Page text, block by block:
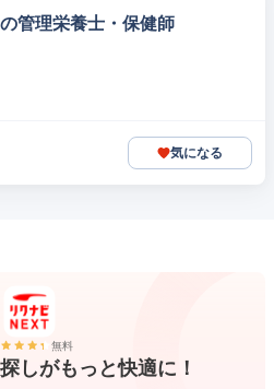
管理栄養士・保健師
気になる
無料
しがもっと快適に！